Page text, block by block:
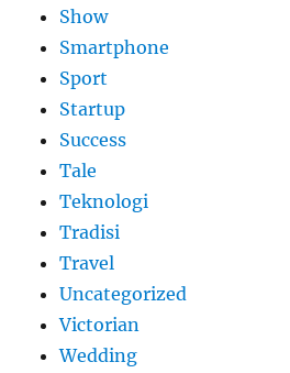
Show
Smartphone
Sport
Startup
Success
Tale
Teknologi
Tradisi
Travel
Uncategorized
Victorian
Wedding